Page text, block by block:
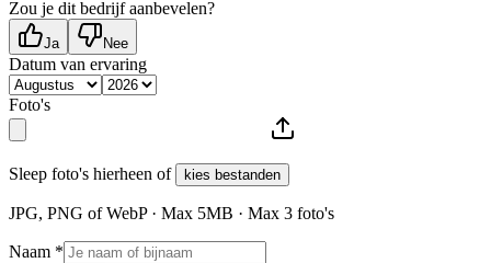
Zou je dit bedrijf aanbevelen?
Ja Nee
Datum van ervaring
Foto's
Sleep foto's hierheen of kies bestanden
JPG, PNG of WebP · Max 5MB · Max 3 foto's
Naam *